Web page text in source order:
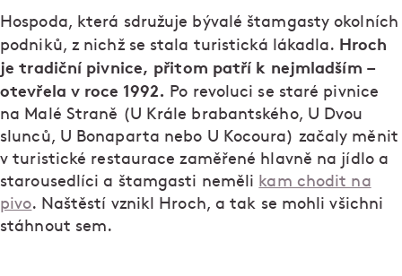
Hospoda, která sdružuje bývalé štamgasty okolních
podniků, z nichž se stala turistická lákadla. Hroch
je tradiční pivnice, přitom patří k nejmladším –
otevřela v roce 1992. Po revoluci se staré pivnice
na Malé Straně (U Krále brabantského, U Dvou
slunců, U Bonaparta nebo U Kocoura) začaly měnit
v turistické restaurace zaměřené hlavně na jídlo a
starousedlíci a štamgasti neměli kam chodit na
pivo. Naštěstí vznikl Hroch, a tak se mohli všichni
stáhnout sem.